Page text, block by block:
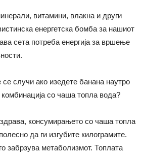
витамини, влакна и други
енергетска бомба за нашиот
сета потреба енергија за вршење
случи ако изедете банана наутро
со чаша топла вода?
консумирањето со чаша топла
да ги изгубите килограмите.
забрзува метаболизмот. Топлата